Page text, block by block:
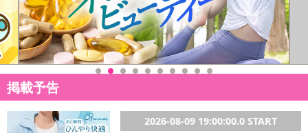
掲載予告
2026-08-09 19:00:00.0 START